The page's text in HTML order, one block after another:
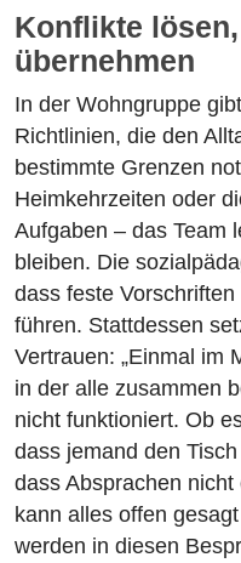
Konflikte
übernehmen
In der Wohngruppe
Richtlinien, die den
bestimmte Grenzen
Heimkehrzeiten oder
Aufgaben – das Team
bleiben. Die
dass feste
führen. Stattdessen
Vertrauen: „Einmal im
in der alle zusammen
nicht funktioniert. Ob
dass jemand den
dass Absprachen
kann alles offen
werden in diesen